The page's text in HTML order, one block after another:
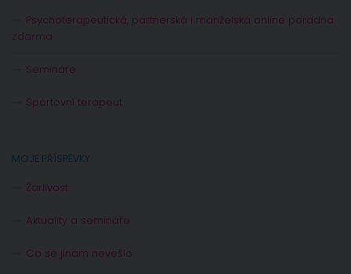
Psychoterapeutická, partnerská i manželská online poradna
zdarma
Semináře
Sportovní terapeut
MOJE PŘÍSPĚVKY
Žárlivost
Aktuality a semináře
Co se jinam nevešlo